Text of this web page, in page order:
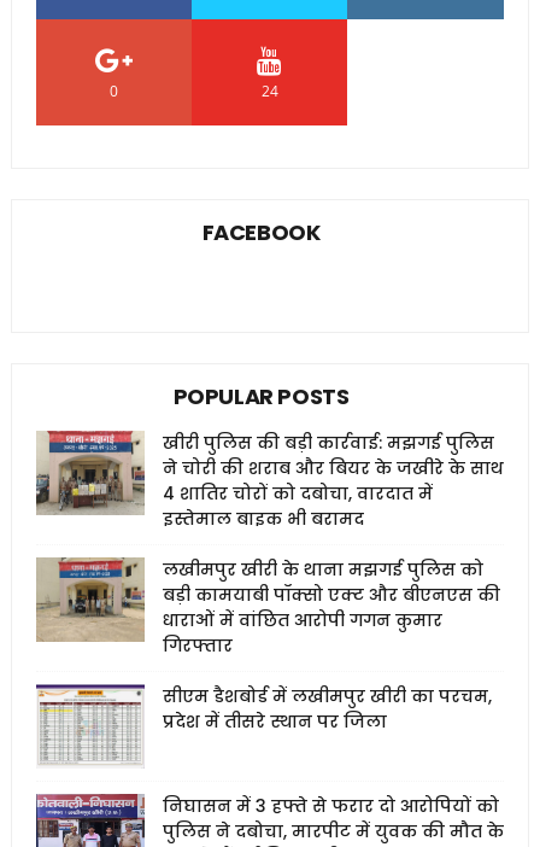
0 24
FACEBOOK
POPULAR POSTS
खीरी पुलिस की बड़ी कार्रवाई: मझगई पुलिस
ने चोरी की शराब और बियर के जखीरे के साथ
4 शातिर चोरों को दबोचा, वारदात में
इस्तेमाल बाइक भी बरामद
लखीमपुर खीरी के थाना मझगई पुलिस को
बड़ी कामयाबी पॉक्सो एक्ट और बीएनएस की
धाराओं में वांछित आरोपी गगन कुमार
गिरफ्तार
सीएम डैशबोर्ड में लखीमपुर खीरी का परचम,
प्रदेश में तीसरे स्थान पर जिला
निघासन में 3 हफ्ते से फरार दो आरोपियों को
पुलिस ने दबोचा, मारपीट में युवक की मौत के